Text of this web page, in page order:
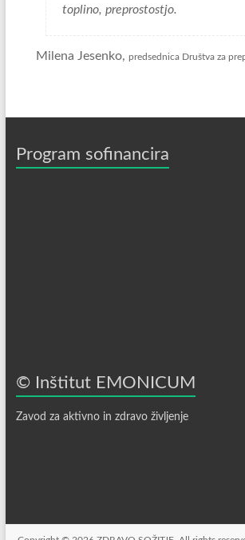
toplino, preprostostjo.
Milena Jesenko,predsednica Društva za
Program sofinancira
© Inštitut EMONICUM
Zavod za aktivno in zdravo življenje